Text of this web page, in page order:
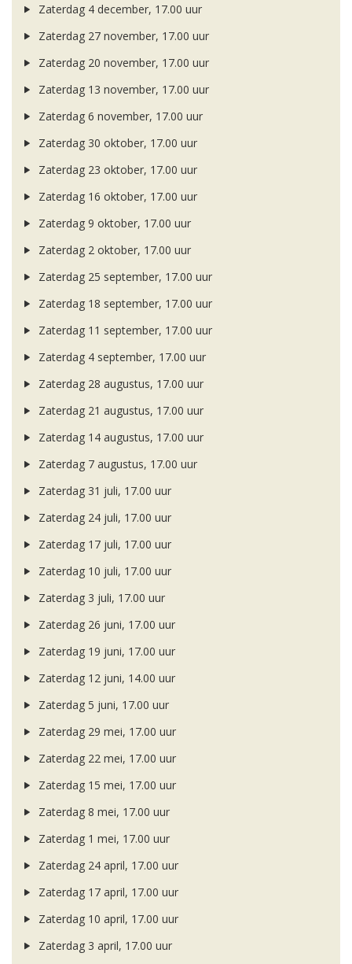
Zaterdag 4 december, 17.00 uur
Zaterdag 27 november, 17.00 uur
Zaterdag 20 november, 17.00 uur
Zaterdag 13 november, 17.00 uur
Zaterdag 6 november, 17.00 uur
Zaterdag 30 oktober, 17.00 uur
Zaterdag 23 oktober, 17.00 uur
Zaterdag 16 oktober, 17.00 uur
Zaterdag 9 oktober, 17.00 uur
Zaterdag 2 oktober, 17.00 uur
Zaterdag 25 september, 17.00 uur
Zaterdag 18 september, 17.00 uur
Zaterdag 11 september, 17.00 uur
Zaterdag 4 september, 17.00 uur
Zaterdag 28 augustus, 17.00 uur
Zaterdag 21 augustus, 17.00 uur
Zaterdag 14 augustus, 17.00 uur
Zaterdag 7 augustus, 17.00 uur
Zaterdag 31 juli, 17.00 uur
Zaterdag 24 juli, 17.00 uur
Zaterdag 17 juli, 17.00 uur
Zaterdag 10 juli, 17.00 uur
Zaterdag 3 juli, 17.00 uur
Zaterdag 26 juni, 17.00 uur
Zaterdag 19 juni, 17.00 uur
Zaterdag 12 juni, 14.00 uur
Zaterdag 5 juni, 17.00 uur
Zaterdag 29 mei, 17.00 uur
Zaterdag 22 mei, 17.00 uur
Zaterdag 15 mei, 17.00 uur
Zaterdag 8 mei, 17.00 uur
Zaterdag 1 mei, 17.00 uur
Zaterdag 24 april, 17.00 uur
Zaterdag 17 april, 17.00 uur
Zaterdag 10 april, 17.00 uur
Zaterdag 3 april, 17.00 uur